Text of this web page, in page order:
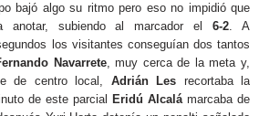
bajó algo su ritmo pero eso no impidió que
subiendo al marcador el6-2. A
los visitantes conseguían dos tantos
Navarrete, muy cerca de la meta y,
de centro local, Adrián Les recortaba la
de este parcial Eridú Alcalámarcaba de